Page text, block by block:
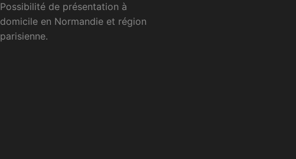
Possibilité de présentation à
domicile en Normandie et région
parisienne.